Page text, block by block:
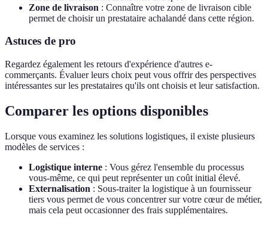
Zone de livraison : Connaître votre zone de livraison cible
permet de choisir un prestataire achalandé dans cette région.
Astuces de pro
Regardez également les retours d'expérience d'autres e-
commerçants. Évaluer leurs choix peut vous offrir des perspectives
intéressantes sur les prestataires qu'ils ont choisis et leur satisfaction.
Comparer les options disponibles
Lorsque vous examinez les solutions logistiques, il existe plusieurs
modèles de services :
Logistique interne : Vous gérez l'ensemble du processus
vous-même, ce qui peut représenter un coût initial élevé.
Externalisation : Sous-traiter la logistique à un fournisseur
tiers vous permet de vous concentrer sur votre cœur de métier,
mais cela peut occasionner des frais supplémentaires.